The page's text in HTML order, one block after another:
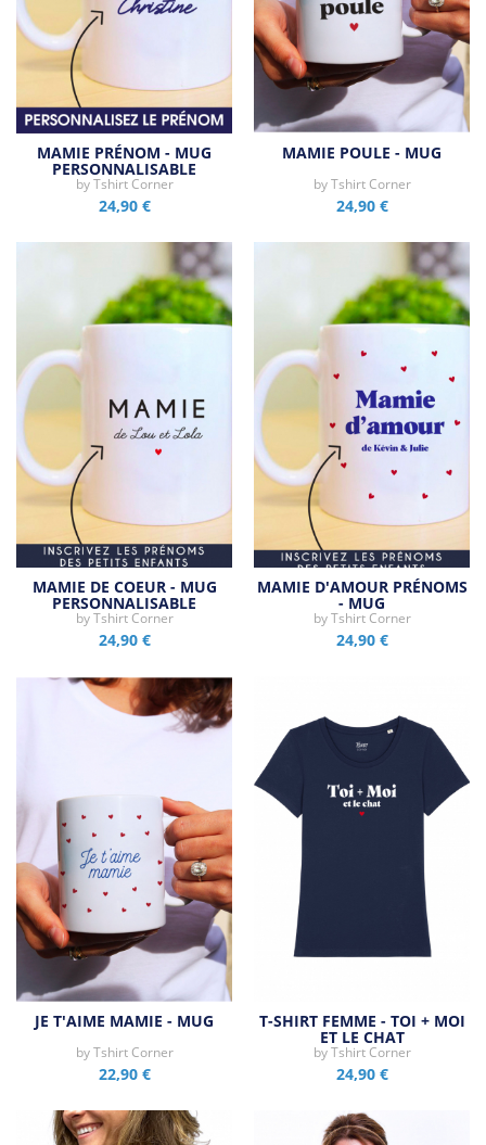
MAMIE PRÉNOM - MUG
PERSONNALISABLE
byTshirt Corner
24,90 €
MAMIE POULE - MUG
byTshirt Corner
24,90 €
MAMIE DE COEUR - MUG
PERSONNALISABLE
byTshirt Corner
24,90 €
MAMIE D'AMOUR PRÉNOMS
- MUG
byTshirt Corner
24,90 €
JE T'AIME MAMIE - MUG
byTshirt Corner
22,90 €
T-SHIRT FEMME - TOI + MOI
ET LE CHAT
byTshirt Corner
24,90 €